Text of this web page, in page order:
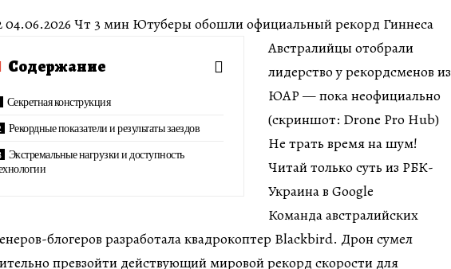
04.06.2026 Чт 3 мин Ютуберы обошли официальный рекорд Гиннеса
Содержание
Секретная конструкция
Рекордные показатели и результаты заездов
Экстремальные нагрузки и доступность
Австралийцы отобрали
лидерство у рекордсменов из
ЮАР — пока неофициально
(скриншот: Drone Pro Hub)
Не трать время на шум!
Читай только суть из РБК-
Украина в Google
Команда австралийских
блогеров разработала квадрокоптер Blackbird. Дрон сумел
превзойти действующий мировой рекорд скорости для